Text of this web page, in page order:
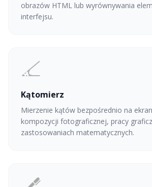
obrazów HTML lub wyrównywania
interfejsu.
Kątomierz
Mierzenie kątów bezpośrednio na
kompozycji fotograficznej, pracy
zastosowaniach matematycznych.